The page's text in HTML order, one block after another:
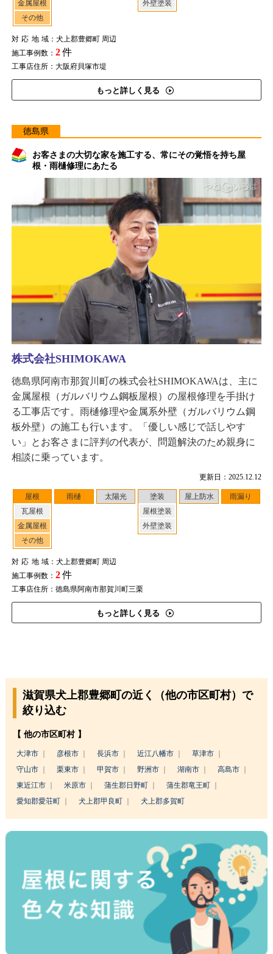
金属屋根
その他
外壁塗装
対応地域：犬上郡豊郷町 周辺
施工事例数： 2件
工事店住所：大阪府貝塚市堤
もっと詳しく見る
徳島県
お客さまの大切な家を施工する、常にその覚悟を持ち屋
根・雨樋修理にあたる
更新日：2025.12.12
屋根
瓦屋根
金属屋根
その他
雨樋 太陽光
塗装
屋根塗装
外壁塗装
屋上防水 雨漏り
対応地域：犬上郡豊郷町 周辺
施工事例数： 2件
工事店住所：徳島県阿南市那賀川町三栗
もっと詳しく見る
株式会社SHIMOKAWA
徳島県阿南市那賀川町の株式会社SHIMOKAWAは、主に
金属屋根（ガルバリウム鋼板屋根）の屋根修理を手掛け
る工事店です。雨樋修理や金属系外壁（ガルバリウム鋼
板外壁）の施工も行います。「優しい感じで話しやす
い」とお客さまに評判の代表が、問題解決のため親身に
相談に乗っています。
滋賀県犬上郡豊郷町の近く（他の市区町村）で
絞り込む
【 他の市区町村 】
大津市 彦根市 長浜市 近江八幡市
草津市
守山市
栗東市 甲賀市 野洲市 湖南市
高島市
東近江市
米原市 蒲生郡日野町
蒲生郡竜王町
愛知郡愛荘町
犬上郡甲良町 犬上郡多賀町